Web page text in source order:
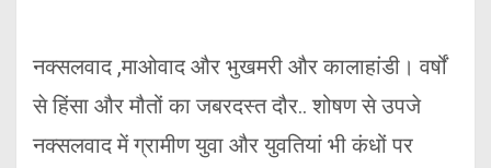
नक्सलवाद ,माओवाद और भुखमरी और कालाहांडी। वर्षों
से हिंसा और मौतों का जबरदस्त दौर.. शोषण से उपजे
नक्सलवाद में ग्रामीण युवा और युवतियां भी कंधों पर